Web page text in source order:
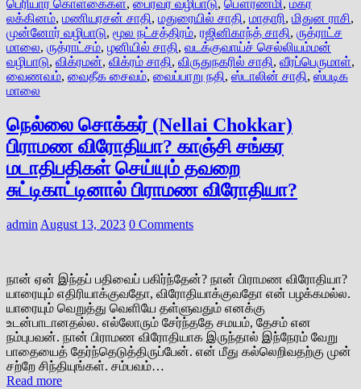
பெரியார் கொள்கைகள், பைரவர் வழிபாடு, பௌர்ணமி, மகர
லக்கினம், மணியரசன் சாதி, மதுரையில் சாதி, மாதாரி, மிதுன ராசி,
முன்னோர் வழிபாடு, மூல நட்சத்திரம், ரஜினிகாந்த் சாதி, ருத்ராட்ச
மாலை, ருத்ராட்சம், ழனியில் சாதி, வடக்குவாய்ச் செல்லியம்மன்
வழிபாடு, விக்ரமன், விக்ரம் சாதி, விருதுநகரில் சாதி, வீரப்பெருமாள்,
வைணவம், வைதீக சைவம், வைப்பாறு நதி, ஸ்டாலின் சாதி, ஸ்படிக
மாலை
நெல்லை சொக்கர் (Nellai Chokkar)
பிராமண விரோதியா? காஞ்சி சங்கர
மடாதிபதிகள் செய்யும் தவறை
சுட்டிகாட்டினால் பிராமண விரோதியா?
admin August 13, 2023 0 Comments
நான் ஏன் இந்தப் பதிவைப் பகிர்ந்தேன்? நான் பிராமண விரோதியா?
யாரையும் எதிரியாக்குவதோ, விரோதியாக்குவதோ என் பழக்கமல்ல.
யாரையும் வெறுத்து வெளியே தள்ளுவதும் எனக்கு
உடன்பாடானதல்ல. எல்லோரும் சேர்ந்ததே சமயம், தேசம் என
நம்புபவன். நான் பிராமண விரோதியாக இருந்தால் இந்நேரம் வேறு
பாதையைத் தேர்ந்தெடுத்திருப்பேன். என் மீது கல்லெறிவதற்கு முன்
சற்றே சிந்தியுங்கள். சம்பவம்…
Read more